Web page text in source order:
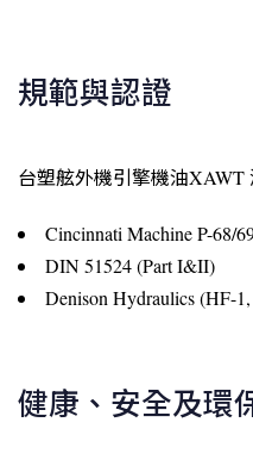
規範與認證
台塑舷外機引擎機油XAWT
Cincinnati Machine P-68/
DIN 51524 (Part I&II)
Denison Hydraulics (HF-
健康、安全及環